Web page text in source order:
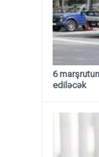
6
ediləcək